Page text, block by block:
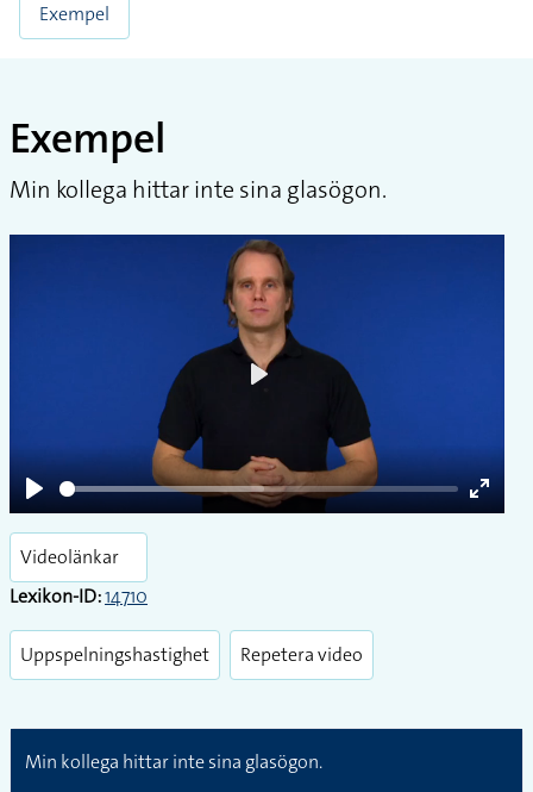
Exempel
Exempel
Min kollega hittar inte sina glasögon.
Play
Enter
Videolänkar
Lexikon-ID:14710
Uppspelningshastighet Repetera video
Min kollega hittar inte sina glasögon.